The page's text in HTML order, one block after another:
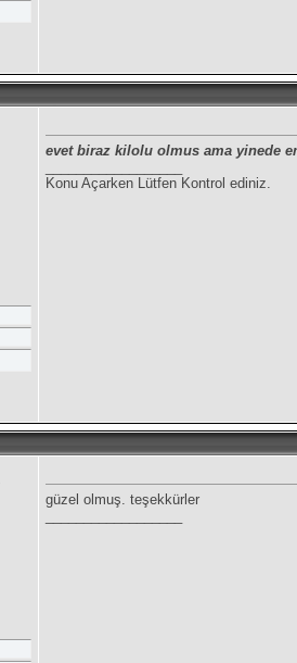
evet biraz kilolu olmus ama yinede
Konu Açarken Lütfen Kontrol ediniz.
güzel olmuş. teşekkürler